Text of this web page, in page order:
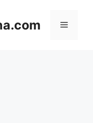
메